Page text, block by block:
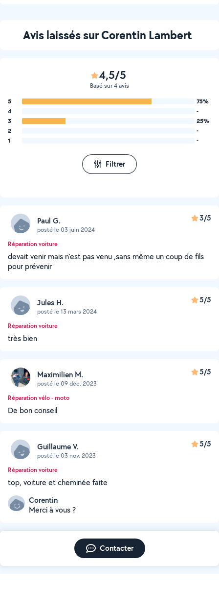
Avis laissés sur Corentin Lambert
4,5/5
Basé sur 4 avis
5
75%
4
-
3
25%
2
-
1
-
Filtrer
Paul G.
posté le 03 juin 2024
3/5
Réparation voiture
devait venir mais n'est pas venu ,sans même un coup de fils
pour prévenir
Jules H.
posté le 13 mars 2024
5/5
Réparation voiture
très bien
Maximilien M.
posté le 09 déc. 2023
5/5
Réparation vélo - moto
De bon conseil
Guillaume V.
posté le 03 nov. 2023
5/5
Réparation voiture
top, voiture et cheminée faite
Corentin
Merci à vous ?
Contacter